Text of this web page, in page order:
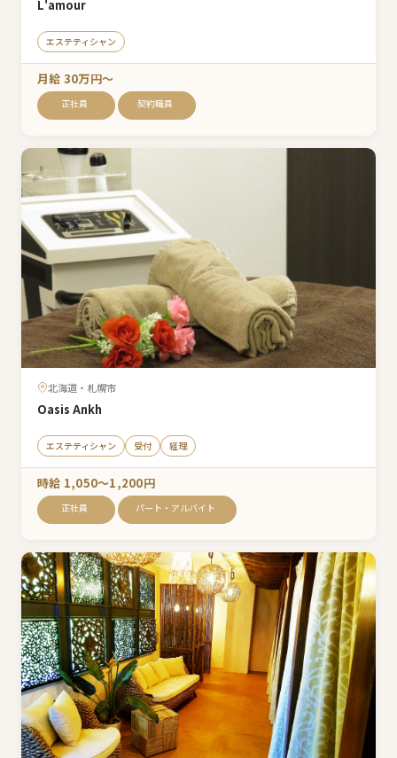
L'amour
エステティシャン
月給 30万円〜
正社員 契約職員
北海道・札幌市
Oasis Ankh
エステティシャン 受付 経理
時給 1,050〜1,200円
正社員 パート・アルバイト